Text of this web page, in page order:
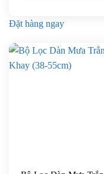
Đặt hàng ngay